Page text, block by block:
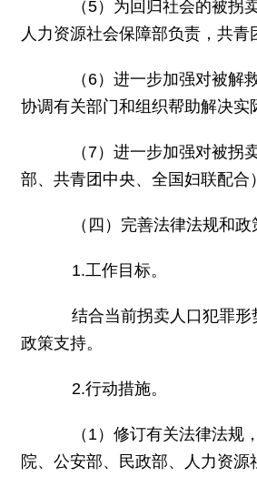
（5）为回归社会的被拐卖
人力资源社会保障部负责，共
（6）进一步加强对被解救
协调有关部门和组织帮助解决
（7）进一步加强对被拐卖
部、共青团中央、全国妇联配合）
（四）完善法律法规和政
1.工作目标。
结合当前拐卖人口犯罪形
政策支持。
2.行动措施。
（1）修订有关法律法规，
院、公安部、民政部、人力资